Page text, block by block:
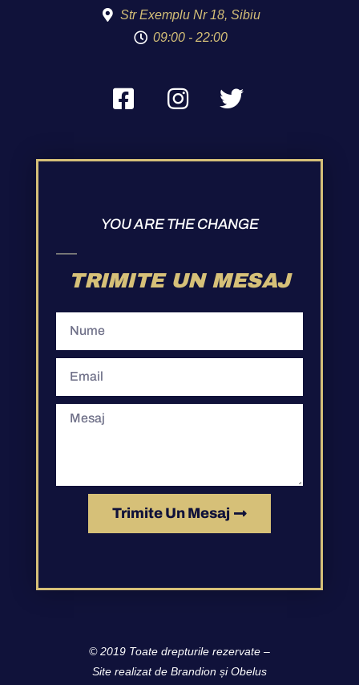
Str Exemplu Nr 18, Sibiu
09:00 - 22:00
YOU ARE THE CHANGE
TRIMITE UN MESAJ
Trimite Un Mesaj
© 2019 Toate drepturile rezervate –
Site realizat de Brandion șiObelus